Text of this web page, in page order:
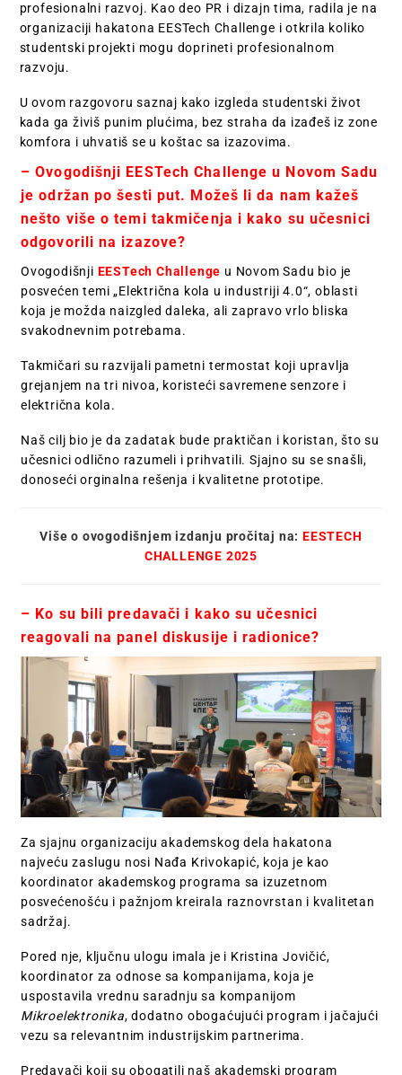
profesionalni razvoj. Kao deo PR i dizajn tima, radila je na
organizaciji hakatona EESTech Challenge i otkrila koliko
studentski projekti mogu doprineti profesionalnom
razvoju.
U ovom razgovoru saznaj kako izgleda studentski život
kada ga živiš punim plućima, bez straha da izađeš iz zone
komfora i uhvatiš se u koštac sa izazovima.
– Ovogodišnji EESTech Challenge u Novom Sadu
je održan po šesti put. Možeš li da nam kažeš
nešto više o temi takmičenja i kako su učesnici
odgovorili na izazove?
Ovogodišnji EESTech Challenge u Novom Sadu bio je
posvećen temi „Električna kola u industriji 4.0“, oblasti
koja je možda naizgled daleka, ali zapravo vrlo bliska
svakodnevnim potrebama.
Takmičari su razvijali pametni termostat koji upravlja
grejanjem na tri nivoa, koristeći savremene senzore i
električna kola.
Naš cilj bio je da zadatak bude praktičan i koristan, što su
učesnici odlično razumeli i prihvatili. Sjajno su se snašli,
donoseći orginalna rešenja i kvalitetne prototipe.
Više o ovogodišnjem izdanju pročitaj na:EESTECH
CHALLENGE 2025
– Ko su bili predavači i kako su učesnici
reagovali na panel diskusije i radionice?
Za sjajnu organizaciju akademskog dela hakatona
najveću zaslugu nosi Nađa Krivokapić, koja je kao
koordinator akademskog programa sa izuzetnom
posvećenošću i pažnjom kreirala raznovrstan i kvalitetan
sadržaj.
Pored nje, ključnu ulogu imala je i Kristina Jovičić,
koordinator za odnose sa kompanijama, koja je
uspostavila vrednu saradnju sa kompanijom
Mikroelektronika, dodatno obogaćujući program i jačajući
vezu sa relevantnim industrijskim partnerima.
Predavači koji su obogatili naš akademski program